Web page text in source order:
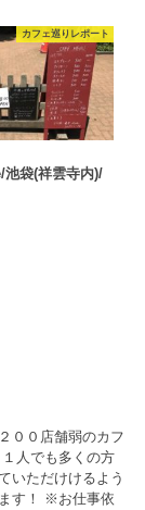
カフェ巡りレポート
袋(祥雲寺内)/
００店舗弱のカフ
人でも多くの方
いただけけるよう
す！ ※お仕事依